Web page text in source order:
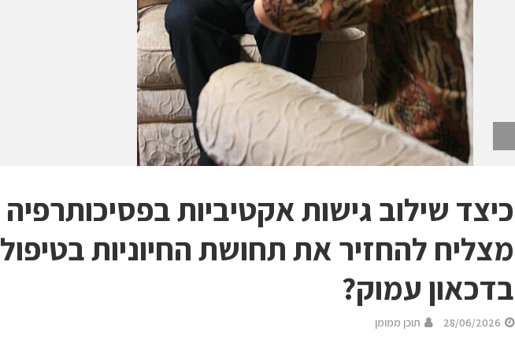
כיצד שילוב גישות אקטיביות בפסיכותרפיה
מצליח להחזיר את תחושת החיוניות בטיפול
בדכאון עמוק?
28/06/2026 תוכן ממומן